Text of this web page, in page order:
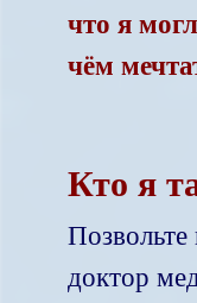
что я
чём
Кто я
доктор